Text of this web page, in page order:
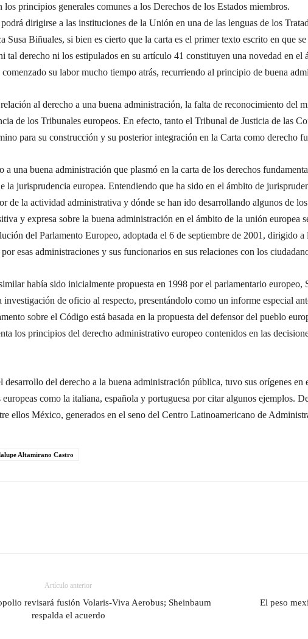
principios generales comunes a los Derechos de los Estados miembros.
dirigirse a las instituciones de la Unión en una de las lenguas de los
Susa Biñuales, si bien es cierto que la carta es el primer texto escrito en que
tal derecho ni los estipulados en su artículo 41 constituyen una novedad en
comenzado su labor mucho tiempo atrás, recurriendo al principio de buena
al derecho a una buena administración, la falta de reconocimiento del
de los Tribunales europeos. En efecto, tanto el Tribunal de Justicia de las
para su construcción y su posterior integración en la Carta como derecho
a una buena administración que plasmó en la carta de los derechos
la jurisprudencia europea. Entendiendo que ha sido en el ámbito de
de la actividad administrativa y dónde se han ido desarrollando algunos de
y expresa sobre la buena administración en el ámbito de la unión europea
del Parlamento Europeo, adoptada el 6 de septiembre de 2001, dirigido
por esas administraciones y sus funcionarios en sus relaciones con los
había sido inicialmente propuesta en 1998 por el parlamentario
investigación de oficio al respecto, presentándolo como un informe especial
sobre el Código está basada en la propuesta del defensor del pueblo
los principios del derecho administrativo europeo contenidos en las
desarrollo del derecho a la buena administración pública, tuvo sus orígenes
como la italiana, española y portuguesa por citar algunos ejemplos.
ellos México, generados en el seno del Centro Latinoamericano de
Altamirano Castro
Artículo anterior
revisará fusión Volaris-Viva Aerobus; Sheinbaum
respalda el acuerdo
El peso